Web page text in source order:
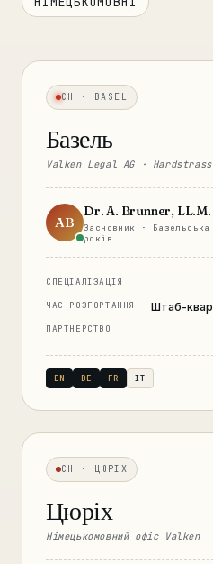
CH · BASEL
Базель
Valken Legal AG ·
AB
Dr. A. Brunner, LL.M.
Засновник ·
років
СПЕЦІАЛІЗАЦІЯ
ЧАС РОЗГОРТАННЯ Штаб-
ПАРТНЕРСТВО
EN DE FR IT
CH · ЦЮРІХ
Цюріх
Німецькомовний офіс Valken